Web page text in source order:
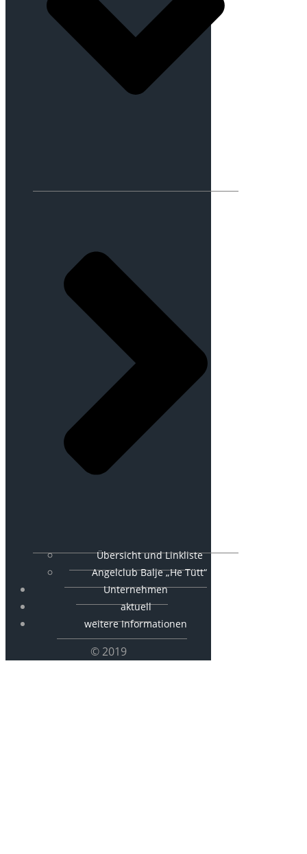
Übersicht und Linkliste
Angelclub Balje „He Tütt“
Unternehmen
aktuell
weitere Informationen
© 2019